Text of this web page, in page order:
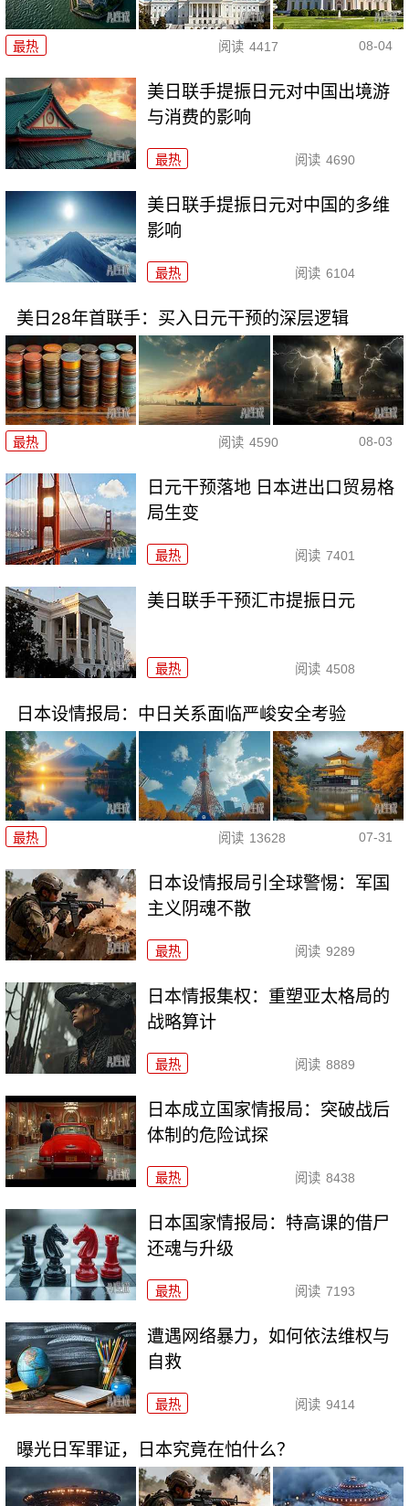
最热 阅读 4417 08-04
美日联手提振日元对中国出境游
与消费的影响
最热 阅读 4690
美日联手提振日元对中国的多维
影响
最热 阅读 6104
美日28年首联手：买入日元干预的深层逻辑
最热 阅读 4590 08-03
日元干预落地 日本进出口贸易格
局生变
最热 阅读 7401
美日联手干预汇市提振日元
最热 阅读 4508
日本设情报局：中日关系面临严峻安全考验
最热 阅读 13628 07-31
日本设情报局引全球警惕：军国
主义阴魂不散
最热 阅读 9289
日本情报集权：重塑亚太格局的
战略算计
最热 阅读 8889
日本成立国家情报局：突破战后
体制的危险试探
最热 阅读 8438
日本国家情报局：特高课的借尸
还魂与升级
最热 阅读 7193
遭遇网络暴力，如何依法维权与
自救
最热 阅读 9414
曝光日军罪证，日本究竟在怕什么？